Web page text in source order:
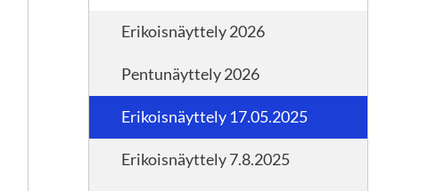
Erikoisnäyttely 2026
Pentunäyttely 2026
Erikoisnäyttely 17.05.2025
Erikoisnäyttely 7.8.2025